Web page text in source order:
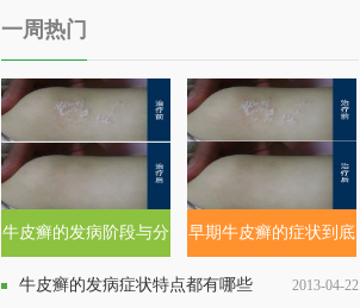
一周热门
牛皮癣的发病阶段与分
类
早期牛皮癣的症状到底
有哪些
牛皮癣的发病症状特点都有哪些
2013-04-22